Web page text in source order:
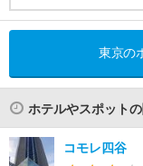
東京の
ホテルやスポット
コモレ四谷